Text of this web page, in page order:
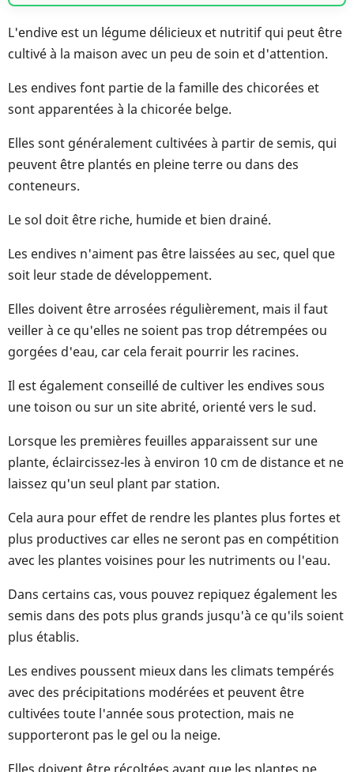
L'endive est un légume délicieux et nutritif qui peut être
cultivé à la maison avec un peu de soin et d'attention.
Les endives font partie de la famille des chicorées et
sont apparentées à la chicorée belge.
Elles sont généralement cultivées à partir de semis, qui
peuvent être plantés en pleine terre ou dans des
conteneurs.
Le sol doit être riche, humide et bien drainé.
Les endives n'aiment pas être laissées au sec, quel que
soit leur stade de développement.
Elles doivent être arrosées régulièrement, mais il faut
veiller à ce qu'elles ne soient pas trop détrempées ou
gorgées d'eau, car cela ferait pourrir les racines.
Il est également conseillé de cultiver les endives sous
une toison ou sur un site abrité, orienté vers le sud.
Lorsque les premières feuilles apparaissent sur une
plante, éclaircissez-les à environ 10 cm de distance et ne
laissez qu'un seul plant par station.
Cela aura pour effet de rendre les plantes plus fortes et
plus productives car elles ne seront pas en compétition
avec les plantes voisines pour les nutriments ou l'eau.
Dans certains cas, vous pouvez repiquez également les
semis dans des pots plus grands jusqu'à ce qu'ils soient
plus établis.
Les endives poussent mieux dans les climats tempérés
avec des précipitations modérées et peuvent être
cultivées toute l'année sous protection, mais ne
supporteront pas le gel ou la neige.